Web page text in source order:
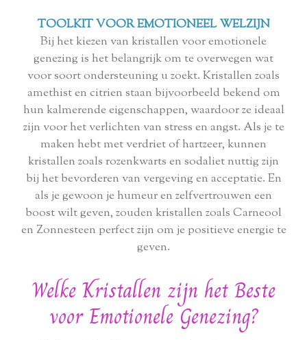
TOOLKIT VOOR EMOTIONEEL WELZIJN
Bij het kiezen van kristallen voor emotionele
genezing is het belangrijk om te overwegen wat
voor soort ondersteuning u zoekt. Kristallen zoals
amethist en citrien staan bijvoorbeeld bekend om
hun kalmerende eigenschappen, waardoor ze ideaal
zijn voor het verlichten van stress en angst. Als je te
maken hebt met verdriet of hartzeer, kunnen
kristallen zoals rozenkwarts en sodaliet nuttig zijn
bij het bevorderen van vergeving en acceptatie. En
als je gewoon je humeur en zelfvertrouwen een
boost wilt geven, zouden kristallen zoals Carneool
en Zonnesteen perfect zijn om je positieve energie te
geven.
Welke Kristallen zijn het Beste
voor Emotionele Genezing?